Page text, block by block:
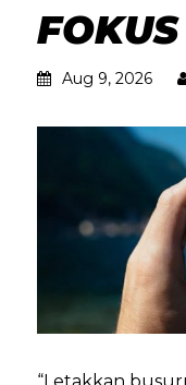
FOKUS
Aug 9, 2026